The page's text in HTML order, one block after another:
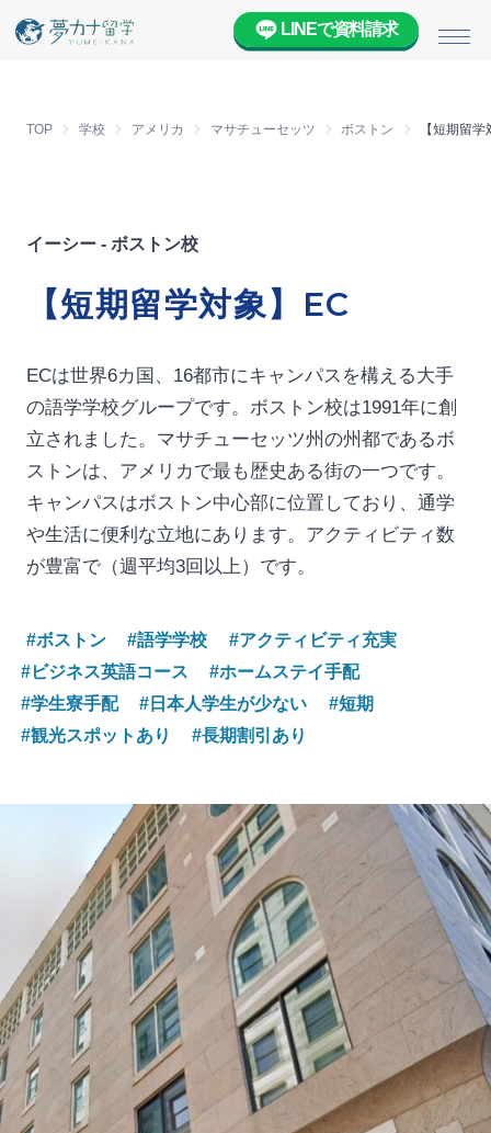
メ
LINEで資料請求
TOP 学校 アメリカ マサチューセッツ ボストン 【短期留
イーシー - ボストン校
【短期留学対象】EC
ECは世界6カ国、16都市にキャンパスを構える大手
の語学学校グループです。ボストン校は1991年に創
立されました。マサチューセッツ州の州都であるボ
ストンは、アメリカで最も歴史ある街の一つです。
キャンパスはボストン中心部に位置しており、通学
や生活に便利な立地にあります。アクティビティ数
が豊富で（週平均3回以上）です。
#ボストン #語学学校
#アクティビティ充実
#ビジネス英語コース
#ホームステイ手配
#学生寮手配
#日本人学生が少ない
#短期
#観光スポットあり
#長期割引あり